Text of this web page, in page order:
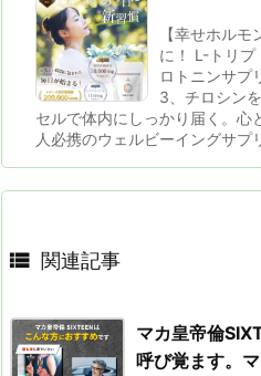
【幸せホル
に！ L-トリ
ロトニンサプ
3、チロシン
セルで体内にしっかり届く。心
人必携のウェルビーイングサプ
 関連記事
マカ皇帝倫
呼び覚ます。